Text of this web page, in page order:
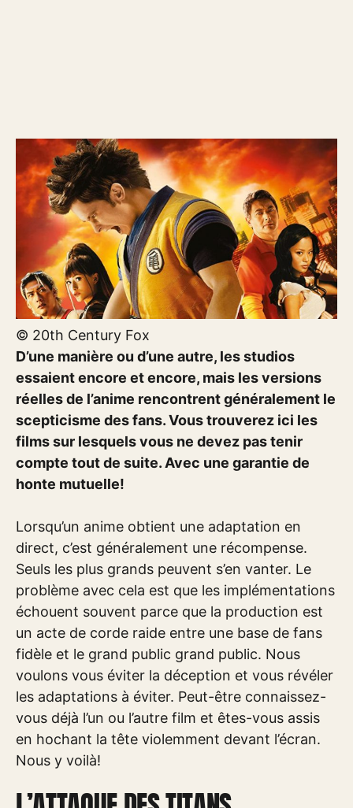
© 20th Century Fox
D’une manière ou d’une autre, les studios
essaient encore et encore, mais les versions
réelles de l’anime rencontrent généralement le
scepticisme des fans. Vous trouverez ici les
films sur lesquels vous ne devez pas tenir
compte tout de suite. Avec une garantie de
honte mutuelle!
Lorsqu’un anime obtient une adaptation en
direct, c’est généralement une récompense.
Seuls les plus grands peuvent s’en vanter. Le
problème avec cela est que les implémentations
échouent souvent parce que la production est
un acte de corde raide entre une base de fans
fidèle et le grand public grand public. Nous
voulons vous éviter la déception et vous révéler
les adaptations à éviter. Peut-être connaissez-
vous déjà l’un ou l’autre film et êtes-vous assis
en hochant la tête violemment devant l’écran.
Nous y voilà!